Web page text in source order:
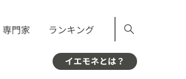
専門家 ランキング
イエモネとは？